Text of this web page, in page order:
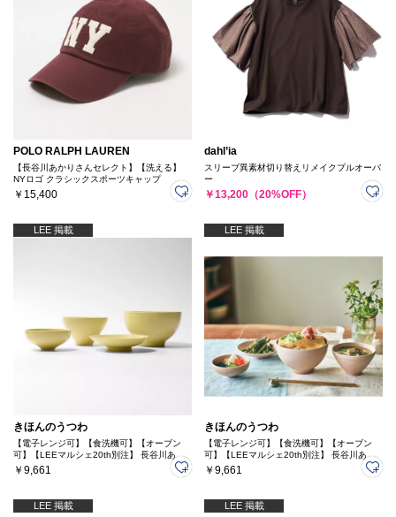
POLO RALPH LAUREN
【長谷川あかりさんセレクト】【洗える】
NYロゴ クラシックスポーツキャップ
￥15,400
dahl’ia
スリーブ異素材切り替えリメイクプルオーバ
ー
￥13,200（20%OFF）
LEE 掲載
きほんのうつわ
【電子レンジ可】【食洗機可】【オーブン
可】【LEEマルシェ20th別注】 長谷川あか
りさん× きほんのうつわ よりそう入れ子碗
セット
￥9,661
LEE 掲載
きほんのうつわ
【電子レンジ可】【食洗機可】【オーブン
可】【LEEマルシェ20th別注】 長谷川あか
りさん× きほんのうつわ よりそう入れ子碗
セット
￥9,661
LEE 掲載 LEE 掲載